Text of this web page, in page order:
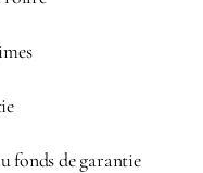
fonds de garantie